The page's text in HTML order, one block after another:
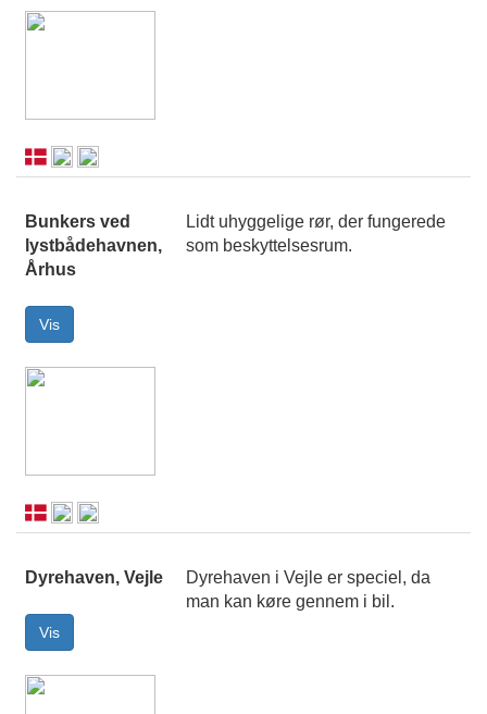
Bunkers ved
lystbådehavnen,
Århus
Lidt uhyggelige rør, der fungerede
som beskyttelsesrum.
Dyrehaven, Vejle
Dyrehaven i Vejle er speciel, da
man kan køre gennem i bil.